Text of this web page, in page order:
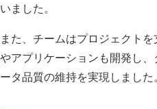
いました。
また、チームはプロジェクト
やアプリケーションも開発し
ータ品質の維持を実現しました。